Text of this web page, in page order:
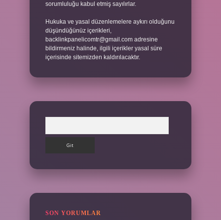
sorumluluğu kabul etmiş sayılırlar.
Hukuka ve yasal düzenlemelere aykırı olduğunu
düşündüğünüz içerikleri,
backlinkpanelicomtr@gmail.com adresine
bildirmeniz halinde, ilgili içerikler yasal süre
içerisinde sitemizden kaldırılacaktır.
SON YORUMLAR